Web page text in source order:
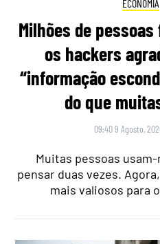
ECONOMIA
Milhões de
os hackers
“informação
do que
09:40 9 Agosto,
Muitas pessoas
pensar duas vezes.
mais valiosos para